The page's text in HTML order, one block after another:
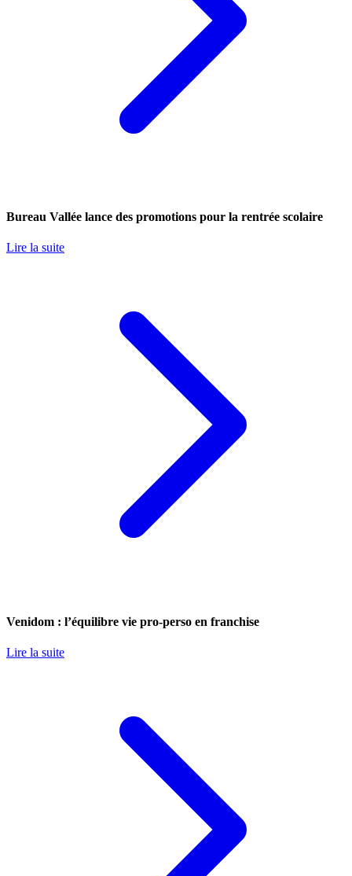
Bureau Vallée lance des promotions pour la rentrée scolaire
Lire la suite
Venidom : l’équilibre vie pro-perso en franchise
Lire la suite